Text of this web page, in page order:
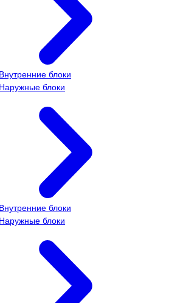
Внутренние блоки
Наружные блоки
Внутренние блоки
Наружные блоки